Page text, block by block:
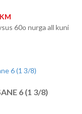
60o nurga all kuni
6 (1 3/8)